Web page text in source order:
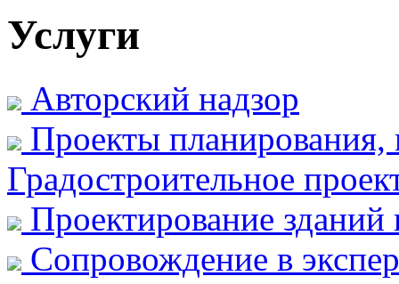
Услуги
Авторский надзор
Проекты планирования,
Градостроительное
Проектирование
Сопровождение в